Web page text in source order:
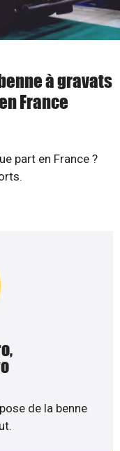
à gravats
France
part en France ?
de la benne